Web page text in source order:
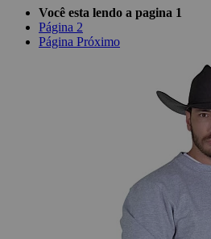
Você esta lendo a pagina 1
Página 2
Página Próximo